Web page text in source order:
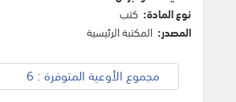
نوع المادة: كتب
المصدر: المكتبة الرئيسية
مجموع الأوعية المتوفرة : 6